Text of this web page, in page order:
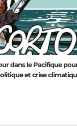
dans le Pacifique
et crise